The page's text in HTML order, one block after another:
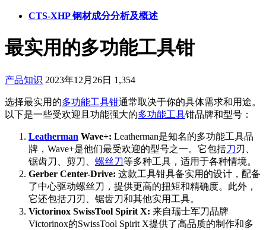
CTS-XHP 钢材成分分析及概述
最实用的多功能工具钳
产品知识 2023年12月26日 1,354
选择最实用的多功能工具钳通常取决于你的具体需求和用途。
以下是一些受欢迎且功能强大的多功能工具钳品牌和型号：
Leatherman Wave+: Leatherman是知名的多功能工具品
牌，Wave+是他们最受欢迎的型号之一。它包括刀 刃、
锯齿刀、剪刀、 螺丝刀等多种工具，适用于各种情境。
Gerber Center-Drive: 这款工具钳具备实用的设计，配备
了中心驱动螺丝刀，提供更高的扭矩和精确度。此外，
它还包括刀刃、锯齿刀和其他实用工具。
Victorinox SwissTool Spirit X: 来自瑞士军刀品牌
Victorinox的SwissTool Spirit X提供了高品质的制作和多